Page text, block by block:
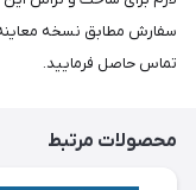
تماس حاصل فرمایید.
محصولات مرتبط